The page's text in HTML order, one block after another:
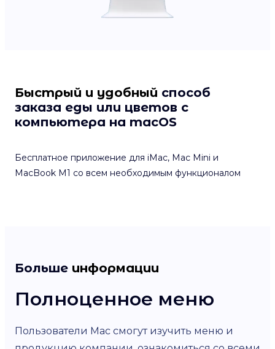
Быстрый и удобный способ
заказа еды или цветов с
компьютера на macOS
Бесплатное приложение для iMac, Mac Mini и
MacBook M1 со всем необходимым функционалом
Больше информации
Полноценное меню
Пользователи Mac смогут изучить меню и